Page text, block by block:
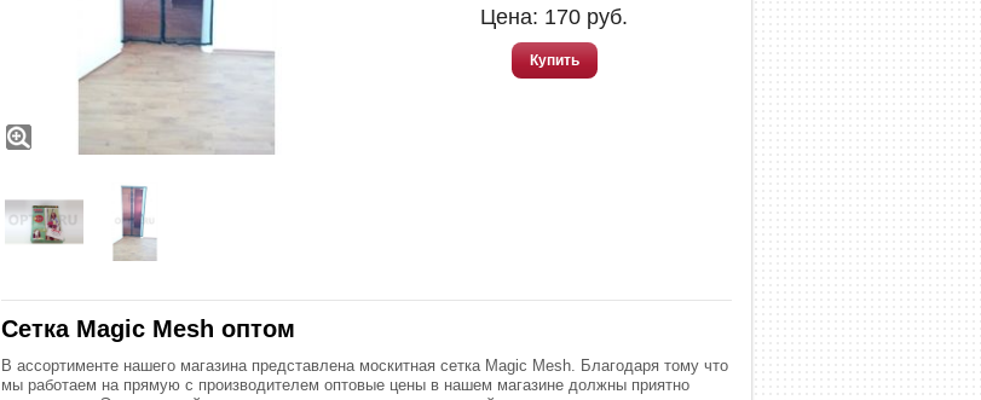
Цена: 170 руб.
Купить
Cетка Magic Mesh оптом
В ассортименте нашего магазина представлена москитная сетка Magic Mesh. Благодаря тому что
мы работаем на прямую с производителем оптовые цены в нашем магазине должны приятно